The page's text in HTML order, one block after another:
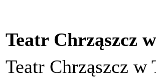
Teatr Chrząszcz
Teatr Chrząszcz